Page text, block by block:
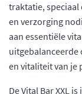
traktatie,
en verzorging
aan essentiële
uitgebalanceerde
en vitaliteit van je
De Vital Bar XXL